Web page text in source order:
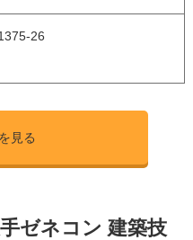
26
見る
ゼネコン 建築技